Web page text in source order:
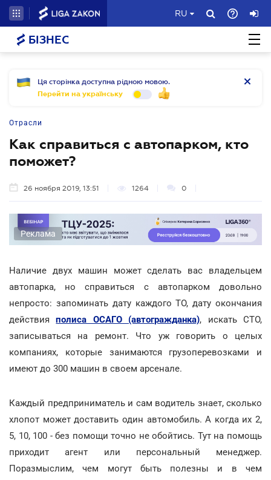
RU
БІЗНЕС
Ця сторінка доступна рідною мовою.
Перейти на українську
Отрасли
Как справиться с автопарком, кто
поможет?
26 ноября 2019, 13:51 1264 0
Реклама
Наличие двух машин может сделать вас владельцем
автопарка, но справиться с автопарком довольно
непросто: запоминать дату каждого ТО, дату окончания
действияполиса ОСАГО (автогражданка), искать СТО,
записываться на ремонт. Что уж говорить о целых
компаниях, которые занимаются грузоперевозками и
имеют до 300 машин в своем арсенале.
Каждый предприниматель и сам водитель знает, сколько
хлопот может доставить один автомобиль. А когда их 2,
5, 10, 100 - без помощи точно не обойтись. Тут на помощь
приходит агент или персональный менеджер.
Поразмыслим, чем могут быть полезны и в чем